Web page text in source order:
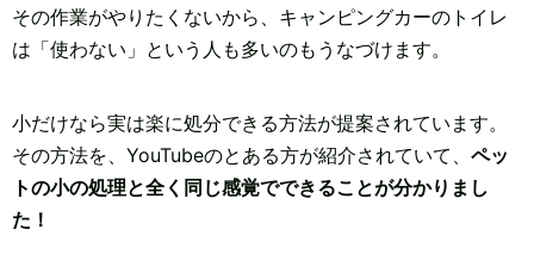
その作業がやりたくないから、キャンピングカーのトイレ
は「使わない」という人も多いのもうなづけます。
小だけなら実は楽に処分できる方法が提案されています。
その方法を、YouTubeのとある方が紹介されていて、 ペッ
トの小の処理と全く同じ感覚でできることが分かりまし
た！